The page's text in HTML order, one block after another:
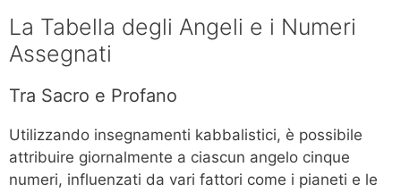
La Tabella degli Angeli e i Numeri
Assegnati
Tra Sacro e Profano
Utilizzando insegnamenti kabbalistici, è possibile
attribuire giornalmente a ciascun angelo cinque
numeri, influenzati da vari fattori come i pianeti e le